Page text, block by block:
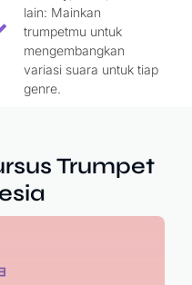
lain: Mainkan
trumpetmu untuk
mengembangkan
variasi suara untuk tiap
genre.
Trumpet